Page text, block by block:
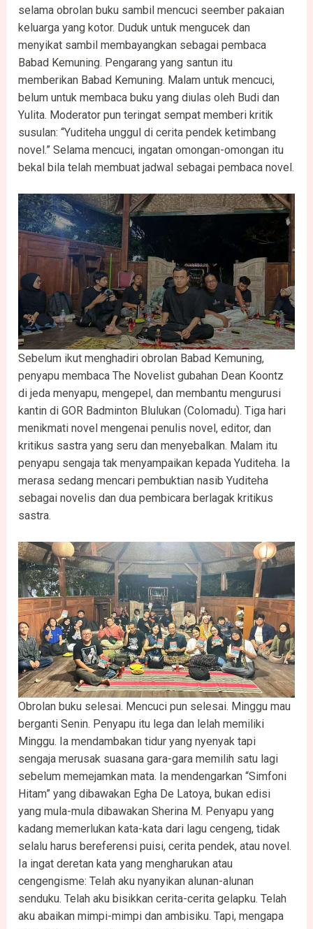
selama obrolan buku sambil mencuci seember pakaian
keluarga yang kotor. Duduk untuk mengucek dan
menyikat sambil membayangkan sebagai pembaca
Babad Kemuning. Pengarang yang santun itu
memberikan Babad Kemuning. Malam untuk mencuci,
belum untuk membaca buku yang diulas oleh Budi dan
Yulita. Moderator pun teringat sempat memberi kritik
susulan: “Yuditeha unggul di cerita pendek ketimbang
novel.” Selama mencuci, ingatan omongan-omongan itu
bekal bila telah membuat jadwal sebagai pembaca novel.
Sebelum ikut menghadiri obrolan Babad Kemuning,
penyapu membaca The Novelist gubahan Dean Koontz
di jeda menyapu, mengepel, dan membantu mengurusi
kantin di GOR Badminton Blulukan (Colomadu). Tiga hari
menikmati novel mengenai penulis novel, editor, dan
kritikus sastra yang seru dan menyebalkan. Malam itu
penyapu sengaja tak menyampaikan kepada Yuditeha. Ia
merasa sedang mencari pembuktian nasib Yuditeha
sebagai novelis dan dua pembicara berlagak kritikus
sastra.
Obrolan buku selesai. Mencuci pun selesai. Minggu mau
berganti Senin. Penyapu itu lega dan lelah memiliki
Minggu. Ia mendambakan tidur yang nyenyak tapi
sengaja merusak suasana gara-gara memilih satu lagi
sebelum memejamkan mata. Ia mendengarkan “Simfoni
Hitam” yang dibawakan Egha De Latoya, bukan edisi
yang mula-mula dibawakan Sherina M. Penyapu yang
kadang memerlukan kata-kata dari lagu cengeng, tidak
selalu harus bereferensi puisi, cerita pendek, atau novel.
Ia ingat deretan kata yang mengharukan atau
cengengisme: Telah aku nyanyikan alunan-alunan
senduku. Telah aku bisikkan cerita-cerita gelapku. Telah
aku abaikan mimpi-mimpi dan ambisiku. Tapi, mengapa